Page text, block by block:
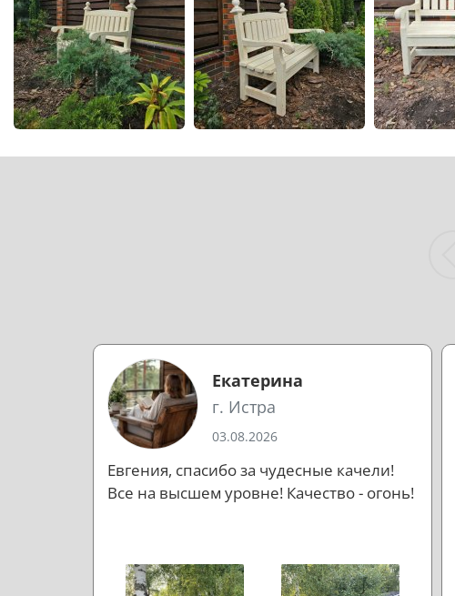
Екатерина
г. Истра
03.08.2026
Евгения, спасибо за чудесные качели!
Все на высшем уровне! Качество - огонь!